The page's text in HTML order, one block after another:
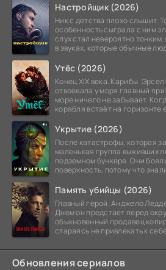
Настройщик (2026)
Ник с детства плохо слышит.
особенность сыграла с ним
слух стал невероятно
в звуках, которые обычные
Утёс (2026)
Конец XIX века. Карибы.
отвоевала у моря главный
море ничего не забывает.
корабля встаёт на горизонте
Укрытие (2026)
После катастрофы, которая
маленькая группа выживших
подземном бункере. Они
поверхность, потому что
Память убийцы (2026)
Главный герой, Анджело
Днем он предстает перед
обыкновенный продавец
стараясь не привлекать к
Обновления сериалов